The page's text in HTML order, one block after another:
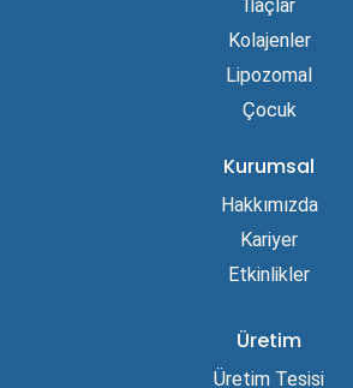
İlaçlar
Kolajenler
Lipozomal
Çocuk
Kurumsal
Hakkımızda
Kariyer
Etkinlikler
Üretim
Üretim Tesisi